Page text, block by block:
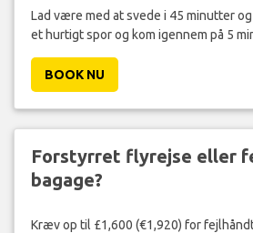
Lad være med at svede i 45 minutter og
et hurtigt spor og kom igennem på 5
BOOK NU
Forstyrret flyrejse eller
bagage?
Kræv op til £1,600 (€1,920) for